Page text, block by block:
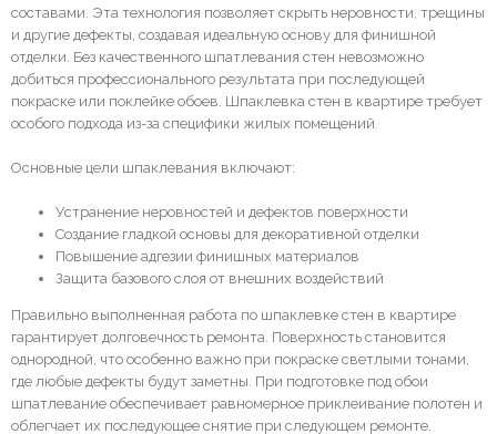
составами. Эта технология позволяет скрыть неровности, трещины
и другие дефекты, создавая идеальную основу для финишной
отделки. Без качественного шпатлевания стен невозможно
добиться профессионального результата при последующей
покраске или поклейке обоев. Шпаклевка стен в квартире требует
особого подхода из-за специфики жилых помещений.
Основные цели шпаклевания включают:
Устранение неровностей и дефектов поверхности
Создание гладкой основы для декоративной отделки
Повышение адгезии финишных материалов
Защита базового слоя от внешних воздействий
Правильно выполненная работа по шпаклевке стен в квартире
гарантирует долговечность ремонта. Поверхность становится
однородной, что особенно важно при покраске светлыми тонами,
где любые дефекты будут заметны. При подготовке под обои
шпатлевание обеспечивает равномерное приклеивание полотен и
облегчает их последующее снятие при следующем ремонте.